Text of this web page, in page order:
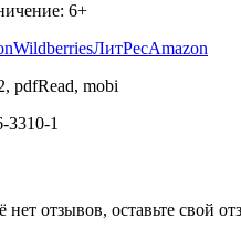
6+
WildberriesЛитРесAmazon
pdfRead, mobi
3310-1
отзывов, оставьте свой